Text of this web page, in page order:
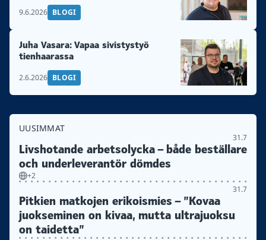
9.6.2026 BLOGI
Juha Vasara: Vapaa sivistystyö
tienhaarassa
2.6.2026 BLOGI
UUSIMMAT
31.7
Livshotande arbetsolycka – både beställare
och underleverantör dömdes
+2
31.7
Pitkien matkojen erikoismies – ”Kovaa
juokseminen on kivaa, mutta ultrajuoksu
on taidetta”